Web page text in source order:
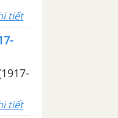
tiết
tiết